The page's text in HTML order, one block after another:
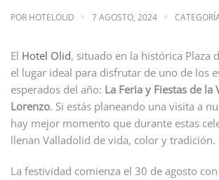
POR HOTELOLID 7 AGOSTO, 2024
El Hotel Olid, situado en la histórica Plaza
el lugar ideal para disfrutar de uno de los
esperados del año: La Feria y Fiestas de la
Lorenzo. Si estás planeando una visita a
hay mejor momento que durante estas
llenan Valladolid de vida, color y tradición.
La festividad comienza el 30 de agosto